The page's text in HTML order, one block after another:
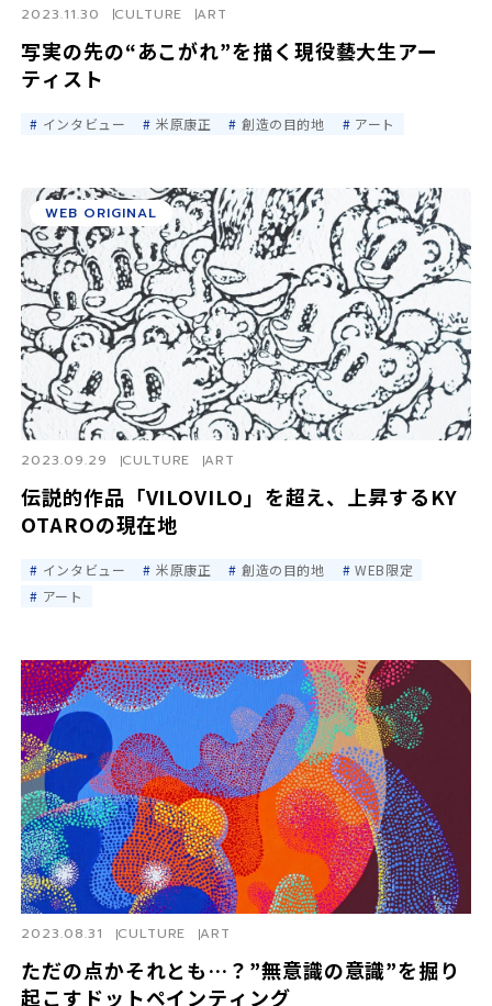
写実の先の“あこがれ”を描く現役藝大生アー
ティスト
2023.11.30 CULTURE ART
インタビュー 米原康正 創造の目的地 アート
伝説的作品「VILOVILO」を超え、上昇するKY
OTAROの現在地
2023.09.29 CULTURE ART
WEB ORIGINAL
インタビュー 米原康正 創造の目的地
WEB限定
アート
ただの点かそれとも…？”無意識の意識”を掘り
起こすドットペインティング
2023.08.31 CULTURE ART